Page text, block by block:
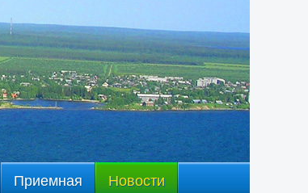
Приемная Новости